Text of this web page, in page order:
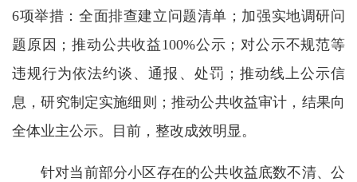
6项举措：全面排查建立问题清单；加强实地调研问
题原因；推动公共收益100%公示；对公示不规范等
违规行为依法约谈、通报、处罚；推动线上公示信
息，研究制定实施细则；推动公共收益审计，结果向
全体业主公示。目前，整改成效明显。
针对当前部分小区存在的公共收益底数不清、公